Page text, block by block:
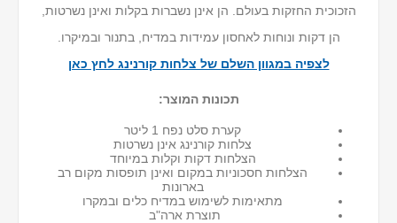
הזכוכית החזקות בעולם. הן אינן נשברות בקלות ואינן נשרטות,
הן דקות ונוחות לאחסון עמידות במדיח, בתנור ובמיקרו.
לצפיה במגוון השלם של צלחות קורנינג לחץ כאן
תכונות המוצר:
קערת סלט נפח 1 ליטר
צלחות קורנינג אינן נשרטות
הצלחות דקות וקלות במיוחד
הצלחות חסכוניות במקום ואינן תופסות מקום רב
בארונות
מתאימות לשימוש במדיח כלים ובמקרו
תוצרת ארה"ב